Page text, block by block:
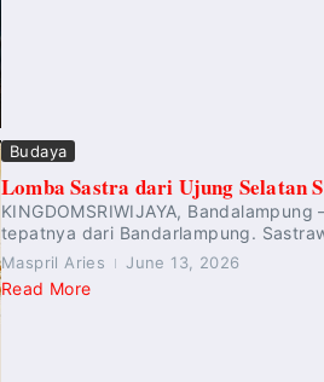
Budaya
Lomba Sastra dari Ujung Selatan
KINGDOMSRIWIJAYA,
tepatnya dari Bandarlampung.
Maspril Aries June 13, 2026
Read More